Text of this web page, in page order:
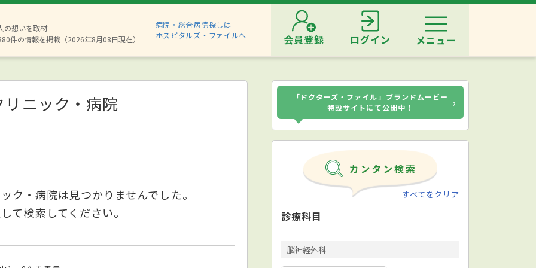
の想いを取材
件の情報を掲載（2026年8月08日現在）
病院・総合病院探しは
ホスピタルズ・ファイルへ
会員登録 ログイン メニュー
リニック・病院
ク・病院は見つかりませんでした。
て検索してください。
「ドクターズ・ファイル」ブランドムービー
特設サイトにて公開中！
›
すべてをクリア
診療科目
脳神経外科